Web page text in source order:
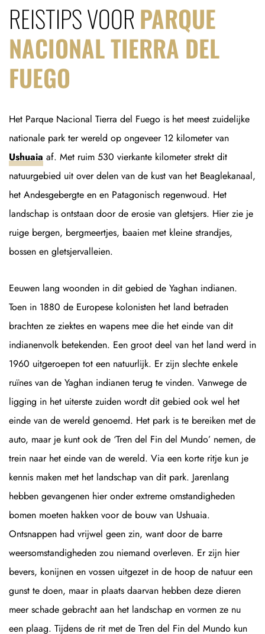
REISTIPS VOORPARQUE
NACIONAL TIERRA DEL
FUEGO
Het Parque Nacional Tierra del Fuego is het meest zuidelijke
nationale park ter wereld op ongeveer 12 kilometer van
Ushuaia af. Met ruim 530 vierkante kilometer strekt dit
natuurgebied uit over delen van de kust van het Beaglekanaal,
het Andesgebergte en en Patagonisch regenwoud. Het
landschap is ontstaan door de erosie van gletsjers. Hier zie je
ruige bergen, bergmeertjes, baaien met kleine strandjes,
bossen en gletsjervalleien.
Eeuwen lang woonden in dit gebied de Yaghan indianen.
Toen in 1880 de Europese kolonisten het land betraden
brachten ze ziektes en wapens mee die het einde van dit
indianenvolk betekenden. Een groot deel van het land werd in
1960 uitgeroepen tot een natuurlijk. Er zijn slechte enkele
ruïnes van de Yaghan indianen terug te vinden. Vanwege de
ligging in het uiterste zuiden wordt dit gebied ook wel het
einde van de wereld genoemd. Het park is te bereiken met de
auto, maar je kunt ook de ‘Tren del Fin del Mundo’ nemen, de
trein naar het einde van de wereld. Via een korte ritje kun je
kennis maken met het landschap van dit park. Jarenlang
hebben gevangenen hier onder extreme omstandigheden
bomen moeten hakken voor de bouw van Ushuaia.
Ontsnappen had vrijwel geen zin, want door de barre
weersomstandigheden zou niemand overleven. Er zijn hier
bevers, konijnen en vossen uitgezet in de hoop de natuur een
gunst te doen, maar in plaats daarvan hebben deze dieren
meer schade gebracht aan het landschap en vormen ze nu
een plaag. Tijdens de rit met de Tren del Fin del Mundo kun